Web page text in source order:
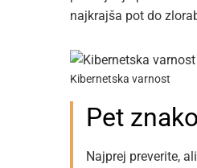
najkrajša pot do
Kibernetska varnost
Pet
Najprej preverite,